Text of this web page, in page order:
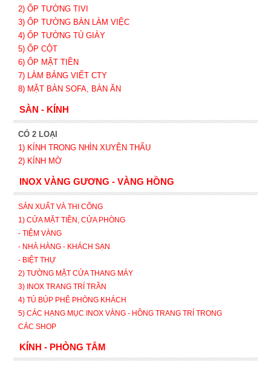
2) ỐP TƯỜNG TIVI
3) ỐP TƯỜNG BÀN LÀM VIỆC
4) ỐP TƯỜNG TỦ GIÀY
5) ỐP CỘT
6) ỐP MẶT TIỀN
7) LÀM BẢNG VIẾT CTY
8) MẶT BÀN SOFA, BÀN ĂN
SÀN - KÍNH
CÓ 2 LOẠI
1) KÍNH TRONG NHÌN XUYÊN THẤU
2) KÍNH MỜ
INOX VÀNG GƯƠNG - VÀNG HỒNG
SẢN XUẤT VÀ THI CÔNG
1) CỬA MẶT TIỀN, CỬA PHÒNG
- TIỆM VÀNG
- NHÀ HÀNG - KHÁCH SẠN
- BIỆT THỰ
2) TƯỜNG MẶT CỬA THANG MÁY
3) INOX TRANG TRÍ TRẦN
4) TỦ BÚP PHÊ PHÒNG KHÁCH
5) CÁC HẠNG MỤC INOX VÀNG - HỒNG TRANG TRÍ TRONG
CÁC SHOP
KÍNH - PHÒNG TẮM